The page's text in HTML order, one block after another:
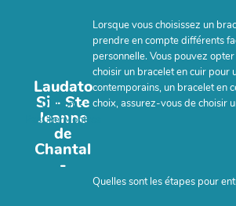
Laudato
Si - Ste
Jeanne
de
Chantal
-
OkiCom-
PasCherMontres
Lorsque vous choisissez un
prendre en compte différents
personnelle. Vous pouvez
choisir un bracelet en cuir pour
contemporains, un bracelet en
choix, assurez-vous de choisir
Quelles sont les étapes pour